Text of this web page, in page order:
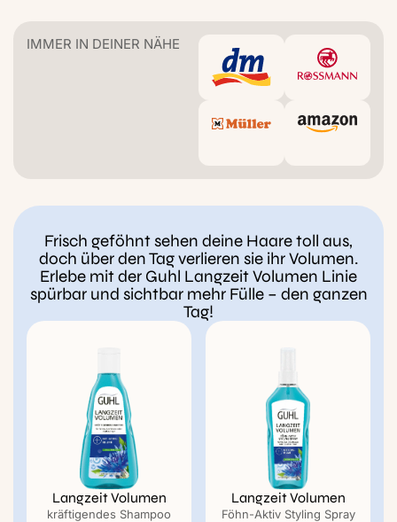
IMMER IN DEINER NÄHE
Frisch geföhnt sehen deine Haare toll aus,
doch über den Tag verlieren sie ihr Volumen.
Erlebe mit der Guhl Langzeit Volumen Linie
spürbar und sichtbar mehr Fülle – den ganzen
Tag!
Langzeit Volumen
kräftigendes Shampoo
Langzeit Volumen
Föhn-Aktiv Styling Spray